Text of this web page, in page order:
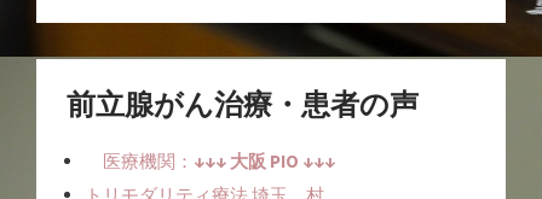
前立腺がん治療・患者の声
医療機関： ↓↓↓ 大阪 PIO ↓↓↓